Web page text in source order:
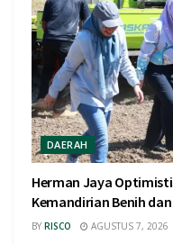
DAERAH
Herman Jaya
Kemandirian Benih
BY RISCO AGUSTUS 7, 2026